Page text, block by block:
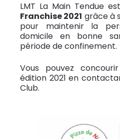
LMT La Main Tendue est
Franchise 2021 grâce à
pour maintenir la
domicile en bonne
période de confinement.
Vous pouvez
édition 2021 en
Club.